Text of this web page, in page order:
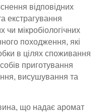
відповідних
екстрагування
мікробіологічних
походження, які
в цілях споживання
приготування
висушування та
що надає аромат